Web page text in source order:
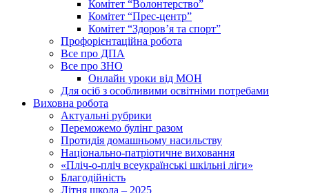
Комітет “Волонтерство”
Комітет “Прес-центр”
Комітет “Здоров’я та спорт”
Профорієнтаційна робота
Все про ДПА
Все про ЗНО
Онлайн уроки від МОН
Для осіб з особливими освітніми потребами
Виховна робота
Актуальні рубрики
Переможемо булінг разом
Протидія домашньому насильству
Національно-патріотичне виховання
«Пліч-о-пліч всеукраїнські шкільні ліги»
Благодійність
Літня школа – 2025